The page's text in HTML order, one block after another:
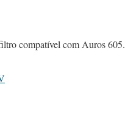
compatível com Auros 605.